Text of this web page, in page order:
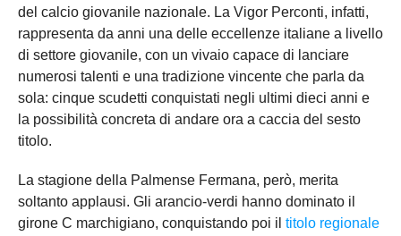
del calcio giovanile nazionale. La Vigor Perconti, infatti,
rappresenta da anni una delle eccellenze italiane a livello
di settore giovanile, con un vivaio capace di lanciare
numerosi talenti e una tradizione vincente che parla da
sola: cinque scudetti conquistati negli ultimi dieci anni e
la possibilità concreta di andare ora a caccia del sesto
titolo.
La stagione della Palmense Fermana, però, merita
soltanto applausi. Gli arancio-verdi hanno dominato il
girone C marchigiano, conquistando poi il titolo regionale